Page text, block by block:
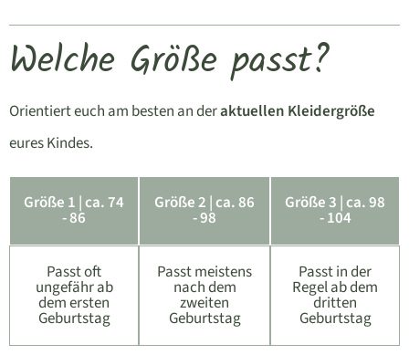
Welche Größe passt?
Orientiert euch am besten an deraktuellen Kleidergröße
eures Kindes.
Größe 1 | ca. 74
- 86
Größe 2 | ca. 86
- 98
Größe 3 | ca. 98
- 104
Passt oft
ungefähr ab
dem ersten
Geburtstag
Passt meistens
nach dem
zweiten
Geburtstag
Passt in der
Regel ab dem
dritten
Geburtstag